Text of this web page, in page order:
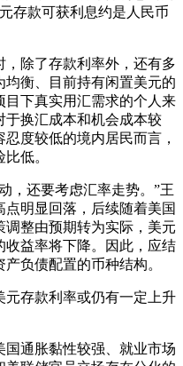
存款可获利息约是人民币
除了存款利率外，还有多
衡、目前持有闲置美元的
下真实用汇需求的个人来
于换汇成本和机会成本较
度较低的境内居民而言，
低。
，还要考虑汇率走势。”王
明显回落，后续随着美国
整由预期转为实际，美元
益率将下降。因此，应结
负债配置的币种结构。
元存款利率或仍有一定上升
通胀黏性较强、就业市场